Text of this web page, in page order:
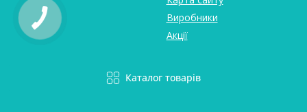
Виробники
Акції
Каталог товарів